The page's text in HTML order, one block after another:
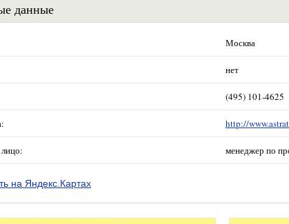
данные
Москва
нет
(495) 101-4625
http://
менеджер по
на Яндекс.Картах